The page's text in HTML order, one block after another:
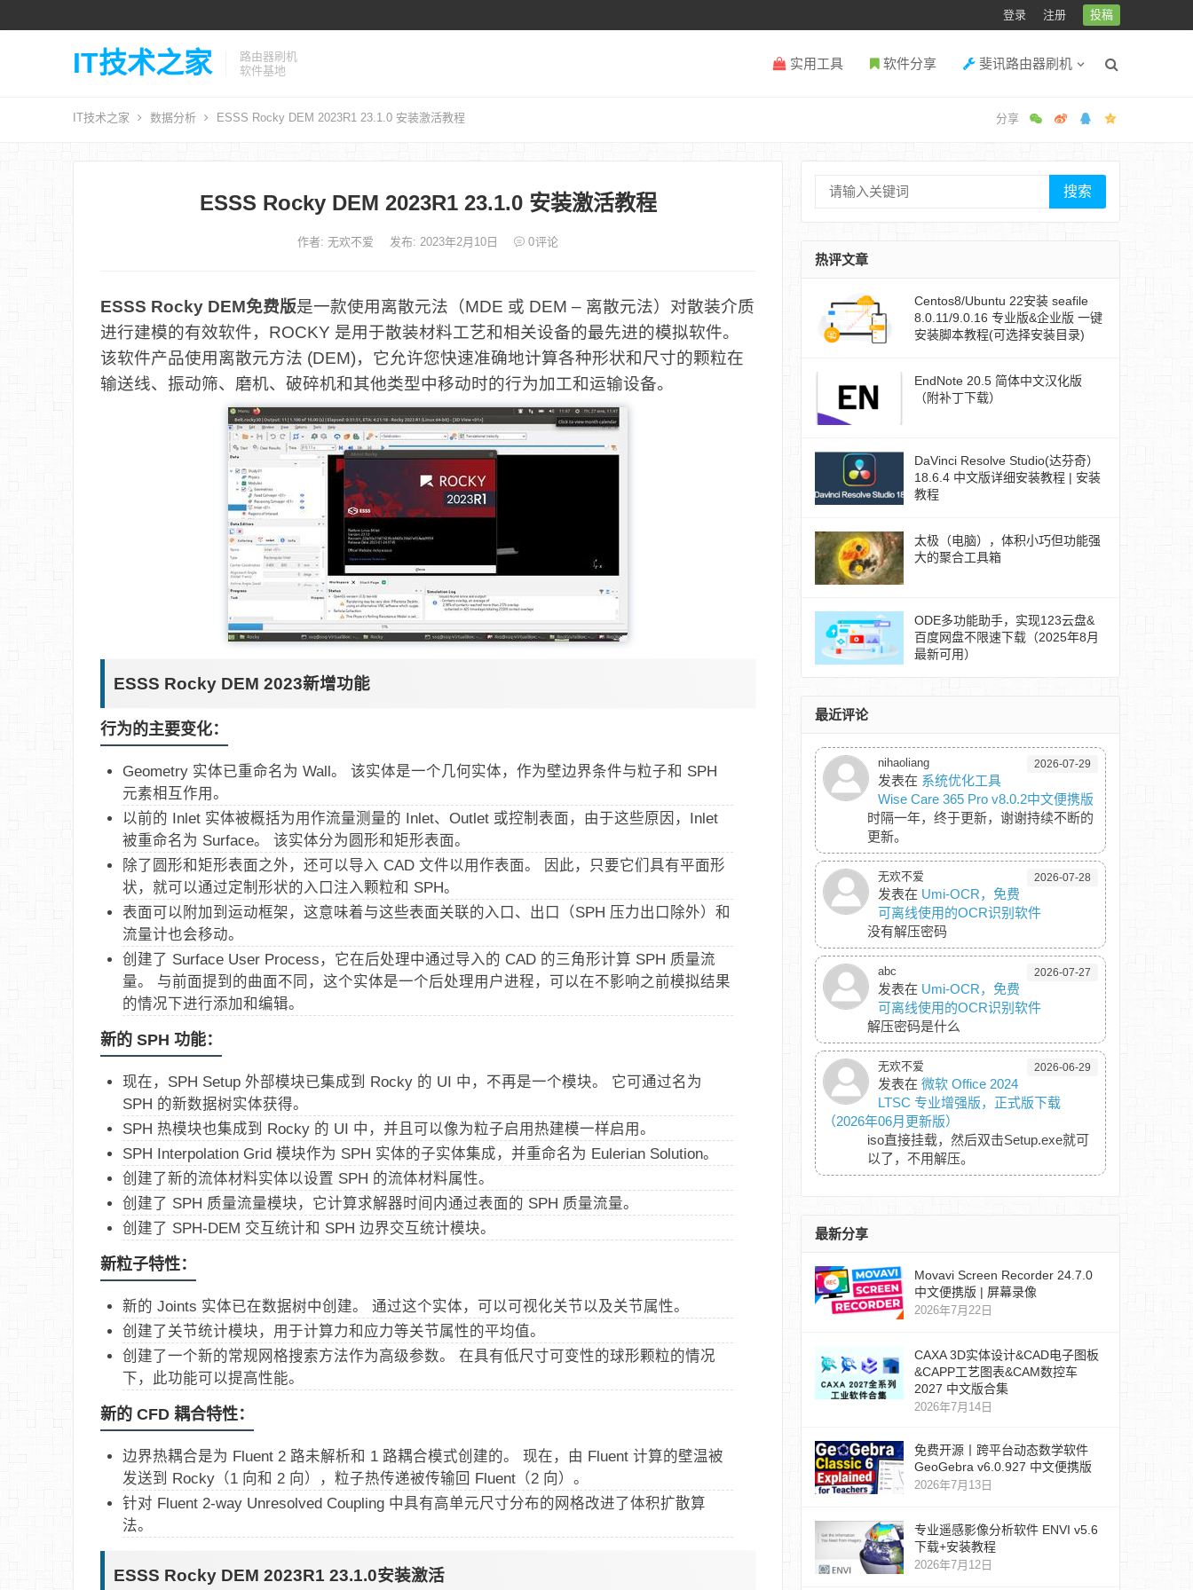
登录 注册 投稿
IT技术之家
路由器刷机
软件基地
实用工具 软件分享 斐讯路由器刷机
IT技术之家 数据分析 ESSS Rocky DEM 2023R1 23.1.0 安装激活教程
ESSS Rocky DEM 2023R1 23.1.0 安装激活教程
作者: 无欢不爱 发布: 2023年2月10日 0评论
ESSS Rocky DEM免费版是一款使用离散元法（MDE 或 DEM – 离散元法）对散装介质
进行建模的有效软件，ROCKY 是用于散装材料工艺和相关设备的最先进的模拟软件。
该软件产品使用离散元方法 (DEM)，它允许您快速准确地计算各种形状和尺寸的颗粒在
输送线、振动筛、磨机、破碎机和其他类型中移动时的行为加工和运输设备。
ESSS Rocky DEM 2023新增功能
行为的主要变化：
Geometry 实体已重命名为 Wall。 该实体是一个几何实体，作为壁边界条件与粒子和 SPH
元素相互作用。
以前的 Inlet 实体被概括为用作流量测量的 Inlet、Outlet 或控制表面，由于这些原因，Inlet
被重命名为 Surface。 该实体分为圆形和矩形表面。
除了圆形和矩形表面之外，还可以导入 CAD 文件以用作表面。 因此，只要它们具有平面形
状，就可以通过定制形状的入口注入颗粒和 SPH。
表面可以附加到运动框架，这意味着与这些表面关联的入口、出口（SPH 压力出口除外）和
流量计也会移动。
创建了 Surface User Process，它在后处理中通过导入的 CAD 的三角形计算 SPH 质量流
量。 与前面提到的曲面不同，这个实体是一个后处理用户进程，可以在不影响之前模拟结果
的情况下进行添加和编辑。
新的 SPH 功能：
现在，SPH Setup 外部模块已集成到 Rocky 的 UI 中，不再是一个模块。 它可通过名为
SPH 的新数据树实体获得。
SPH 热模块也集成到 Rocky 的 UI 中，并且可以像为粒子启用热建模一样启用。
SPH Interpolation Grid 模块作为 SPH 实体的子实体集成，并重命名为 Eulerian Solution。
创建了新的流体材料实体以设置 SPH 的流体材料属性。
创建了 SPH 质量流量模块，它计算求解器时间内通过表面的 SPH 质量流量。
创建了 SPH-DEM 交互统计和 SPH 边界交互统计模块。
新粒子特性：
新的 Joints 实体已在数据树中创建。 通过这个实体，可以可视化关节以及关节属性。
创建了关节统计模块，用于计算力和应力等关节属性的平均值。
创建了一个新的常规网格搜索方法作为高级参数。 在具有低尺寸可变性的球形颗粒的情况
下，此功能可以提高性能。
新的 CFD 耦合特性：
边界热耦合是为 Fluent 2 路未解析和 1 路耦合模式创建的。 现在，由 Fluent 计算的壁温被
发送到 Rocky（1 向和 2 向），粒子热传递被传输回 Fluent（2 向）。
针对 Fluent 2-way Unresolved Coupling 中具有高单元尺寸分布的网格改进了体积扩散算
法。
ESSS Rocky DEM 2023R1 23.1.0安装激活
搜索
热评文章
Centos8/Ubuntu 22安装 seafile
8.0.11/9.0.16 专业版&企业版 一键
安装脚本教程(可选择安装目录)
EndNote 20.5 简体中文汉化版
（附补丁下载）
DaVinci Resolve Studio(达芬奇）
18.6.4 中文版详细安装教程 | 安装
教程
太极（电脑），体积小巧但功能强
大的聚合工具箱
ODE多功能助手，实现123云盘&
百度网盘不限速下载（2025年8月
最新可用）
最近评论
nihaoliang 2026-07-29
发表在 系统优化工具
Wise Care 365 Pro v8.0.2中文便携版
时隔一年，终于更新，谢谢持续不断的
更新。
无欢不爱 2026-07-28
发表在 Umi-OCR，免费
可离线使用的OCR识别软件
没有解压密码
abc 2026-07-27
发表在 Umi-OCR，免费
可离线使用的OCR识别软件
解压密码是什么
无欢不爱 2026-06-29
发表在 微软 Office 2024
LTSC 专业增强版，正式版下载
（2026年06月更新版）
iso直接挂载，然后双击Setup.exe就可
以了，不用解压。
最新分享
Movavi Screen Recorder 24.7.0
中文便携版 | 屏幕录像
2026年7月22日
CAXA 3D实体设计&CAD电子图板
&CAPP工艺图表&CAM数控车
2027 中文版合集
2026年7月14日
免费开源丨跨平台动态数学软件
GeoGebra v6.0.927 中文便携版
2026年7月13日
专业遥感影像分析软件 ENVI v5.6
下载+安装教程
2026年7月12日